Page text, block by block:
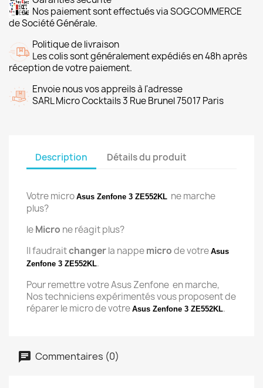
Nos paiement sont effectués via SOGCOMMERCE
de Société Générale.
Politique de livraison
Les colis sont généralement expédiés en 48h après
réception de votre paiement.
Envoie nous vos appreils à l'adresse
SARL Micro Cocktails 3 Rue Brunel 75017 Paris
Description Détails du produit
Votre micro Asus Zenfone 3 ZE552KL ne marche
plus?
leMicro ne réagit plus?
Il faudraitchangerla nappemicrode votre Asus
Zenfone 3 ZE552KL.
Pour remettre votre Asus Zenfone en marche,
Nos techniciens expérimentés vous proposent de
réparer le micro de votre Asus Zenfone 3 ZE552KL.
Commentaires (0)